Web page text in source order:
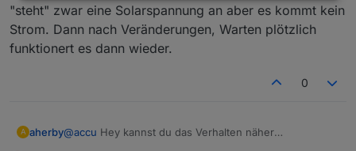
"steht" zwar eine Solarspannung an aber es kommt kein
Strom. Dann nach Veränderungen, Warten plötzlich
funktionert es dann wieder.
0
A aherby@accu Hey kannst du das Verhalten näher